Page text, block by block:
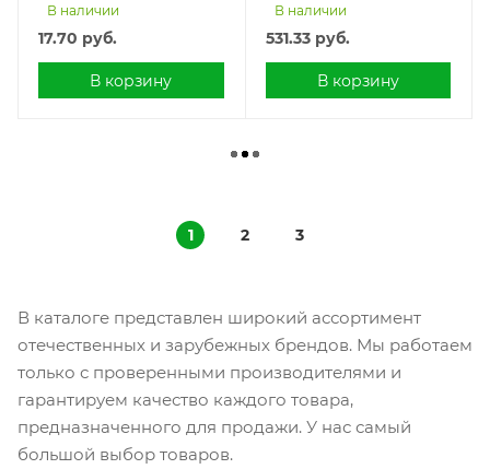
В наличии
17.70 руб.
В корзину
В наличии
531.33руб.
В корзину
1 2 3
В каталоге представлен широкий ассортимент
отечественных и зарубежных брендов. Мы работаем
только с проверенными производителями и
гарантируем качество каждого товара,
предназначенного для продажи. У нас самый
большой выбор товаров.